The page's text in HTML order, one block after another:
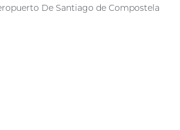
De Santiago de Compostela